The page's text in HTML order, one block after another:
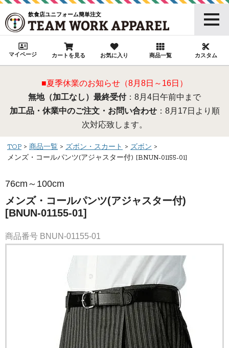
飲食店ユニフォーム簡単注文
マイページ カートを見る お気に入り 商品一覧 カスタム
■夏季休業のお知らせ（8月8日～16日）
無地（加工なし）最終受付：8月4日午前中まで
加工品・休業中のご注文・お問い合わせ：8月17日より順
次対応致します。
TOP 商品一覧 ズボン・スカート
ズボン
メンズ・コールパンツ(アジャスター付) [BNUN-01155-01]
76cm～100cm
メンズ・コールパンツ(アジャスター付)
[BNUN-01155-01]
商品番号 BNUN-01155-01